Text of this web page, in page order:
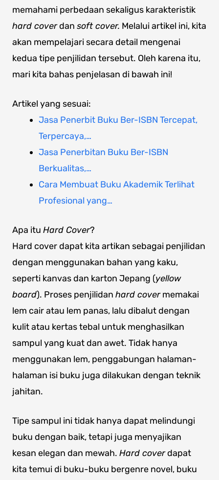
memahami perbedaan sekaligus karakteristik
hard coverdan soft cover. Melalui artikel ini, kita
akan mempelajari secara detail mengenai
kedua tipe penjilidan tersebut. Oleh karena itu,
mari kita bahas penjelasan di bawah ini!
Artikel yang sesuai:
Jasa Penerbit Buku Ber-ISBN Tercepat,
Terpercaya,…
Jasa Penerbitan Buku Ber-ISBN
Berkualitas,…
Cara Membuat Buku Akademik Terlihat
Profesional yang…
Apa itu Hard Cover?
Hard cover dapat kita artikan sebagai penjilidan
dengan menggunakan bahan yang kaku,
seperti kanvas dan karton Jepang (yellow
board). Proses penjilidan hard covermemakai
lem cair atau lem panas, lalu dibalut dengan
kulit atau kertas tebal untuk menghasilkan
sampul yang kuat dan awet. Tidak hanya
menggunakan lem, penggabungan halaman-
halaman isi buku juga dilakukan dengan teknik
jahitan.
Tipe sampul ini tidak hanya dapat melindungi
buku dengan baik, tetapi juga menyajikan
kesan elegan dan mewah. Hard coverdapat
kita temui di buku-buku bergenre novel, buku